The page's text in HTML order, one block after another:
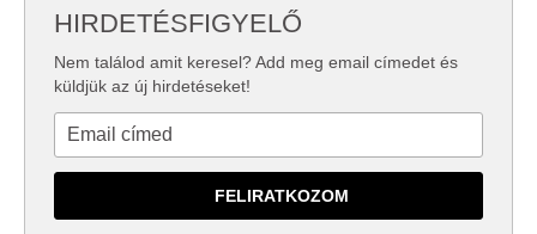
HIRDETÉSFIGYELŐ
Nem találod amit keresel? Add meg email címedet és
küldjük az új hirdetéseket!